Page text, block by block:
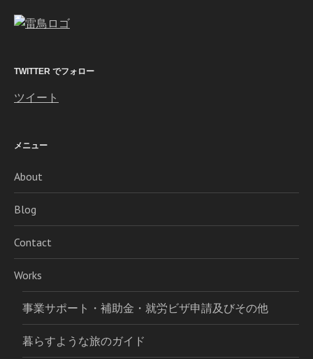
TWITTER でフォロー
ツイート
メニュー
About
Blog
Contact
Works
事業サポート・補助金・就労ビザ申請及びその他
暮らすような旅のガイド